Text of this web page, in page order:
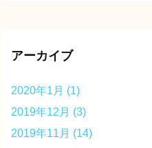
アーカイブ
2020年1月 (1)
2019年12月 (3)
2019年11月 (14)